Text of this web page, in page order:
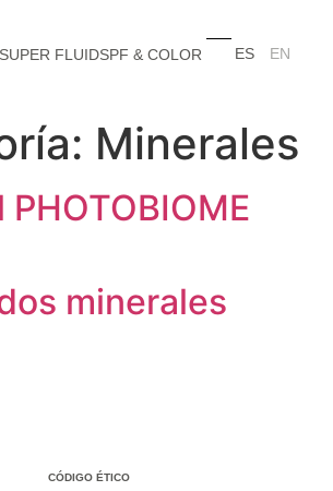
SUPER FLUIDSPF & COLOR ES EN
Minerales
PHOTOBIOME
minerales
CÓDIGO ÉTICO